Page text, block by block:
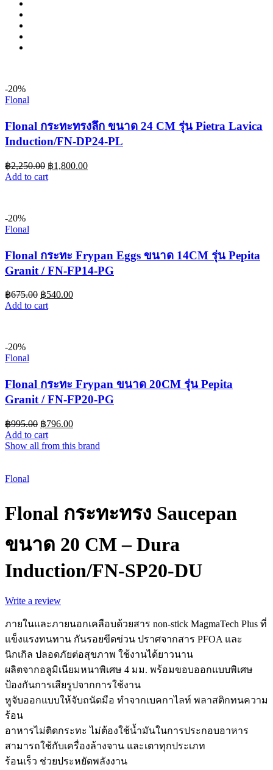
-20%
Flonal
Flonal กระทะทรงลึก ขนาด 24 CM รุ่น Pietra Lavica
Induction/FN-DP24-PL
฿2,250.00 ฿1,800.00
Add to cart
-20%
Flonal
Flonal กระทะ Frypan Eggs ขนาด 14CM รุ่น Pepita
Granit / FN-FP14-PG
฿675.00 ฿540.00
Add to cart
-20%
Flonal
Flonal กระทะ Frypan ขนาด 20CM รุ่น Pepita
Granit / FN-FP20-PG
฿995.00 ฿796.00
Add to cart
Show all from this brand
Flonal
Flonal กระทะทรง Saucepan
ขนาด 20 CM – Dura
Induction/FN-SP20-DU
Write a review
ภายในและภายนอกเคลือบด้วยสาร non-stick MagmaTech Plus ที่
แข็งแรงทนทาน กันรอยขีดข่วน ปราศจากสาร PFOA และ
นิกเกิล ปลอดภัยต่อสุขภาพ ใช้งานได้ยาวนาน
ผลิตจากอลูมิเนียมหนาพิเศษ 4 มม. พร้อมขอบออกแบบพิเศษ
ป้องกันการเสียรูปจากการใช้งาน
หูจับออกแบบให้จับถนัดมือ ทำจากเบคกาไลท์ พลาสติกทนความ
ร้อน
อาหารไม่ติดกระทะ ไม่ต้องใช้น้ำมันในการประกอบอาหาร
สามารถใช้กับเครื่องล้างจาน และเตาทุกประเภท
ร้อนเร็ว ช่วยประหยัดพลังงาน